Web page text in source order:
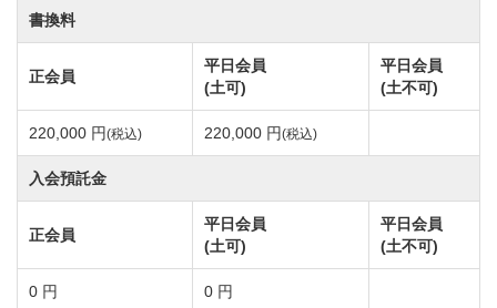
えられており美しくコースを彩ります。
季節の訪れを知らせる花々がゴルファーの心を和ませ
てくれることでしょう。
の18ホールです。グリーンはベント2グリーン制。
全体的にフラットで広々としていますので、のびやか
にティーショットを打つことができます。
また、要所にはバンカーやグリーンの周りのガードバ
ンカーなどが巧みに配され、戦略性を高めています。
書換料
正会員
平日会員
(土可)
平日会員
(土不可)
220,000 円(税込) 220,000 円(税込)
入会預託金
正会員
平日会員
(土可)
平日会員
(土不可)
0 円
0 円